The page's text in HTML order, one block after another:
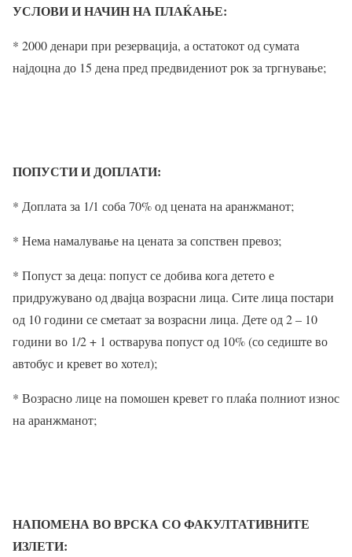
УСЛОВИ И НАЧИН НА ПЛАЌАЊЕ:
* 2000 денари при резервација, а остатокот од сумата
најдоцна до 15 дена пред предвидениот рок за тргнување;
ПОПУСТИ И ДОПЛАТИ:
* Доплата за 1/1 соба 70% од цената на аранжманот;
* Нема намалување на цената за сопствен превоз;
* Попуст за деца: попуст се добива кога детето е
придружувано од двајца возрасни лица. Сите лица постари
од 10 години се сметаат за возрасни лица. Дете од 2 – 10
години во 1/2 + 1 остварува попуст од 10% (со седиште во
автобус и кревет во хотел);
* Возрасно лице на помошен кревет го плаќа полниот износ
на аранжманот;
НАПОМЕНА ВО ВРСКА СО ФАКУЛТАТИВНИТЕ
ИЗЛЕТИ: